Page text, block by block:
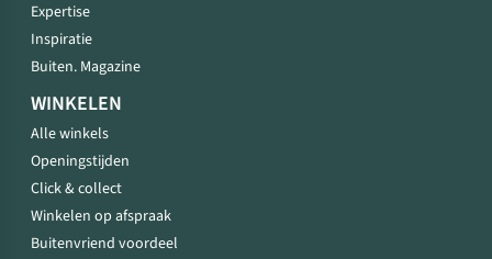
Expertise
Inspiratie
Buiten. Magazine
WINKELEN
Alle winkels
Openingstijden
Click & collect
Winkelen op afspraak
Buitenvriend voordeel